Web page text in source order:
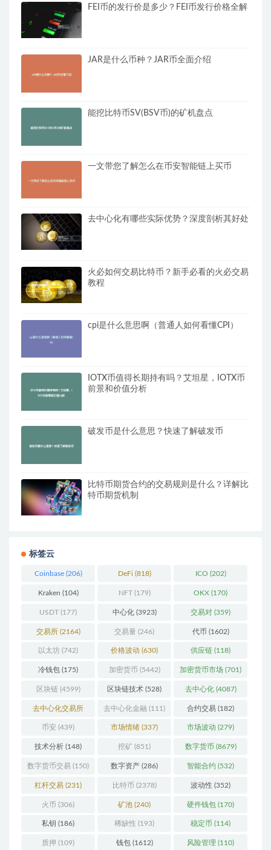
FEI币的发行价是多少？FEI币发行价格全解
JAR是什么币种？JAR币全面介绍
能挖比特币SV(BSV币)的矿机盘点
一文带您了解怎么在币安智能链上买币
去中心化有哪些实际优势？深度剖析其好处
火必如何交易比特币？新手必看的火必交易
教程
cpi是什么意思啊（普通人如何看懂CPI）
IOTX币值得长期持有吗？艾坦星，IOTX币
前景和价值分析
破发币是什么意思？快速了解破发币
比特币期货合约的交易规则是什么？详解比
特币期货机制
标签云
Coinbase(206) DeFi (818) ICO (202)
Kraken (104) NFT(179) OKX (170)
USDT (177) 中心化(3923) 交易对 (359)
交易所(2164) 交易量 (246) 代币 (1602)
以太坊 (742) 价格波动 (630) 供应链 (118)
冷钱包 (175) 加密货币 (5442) 加密货币市场 (701)
区块链(4599) 区块链技术 (528) 去中心化(4087)
去中心化交易所
(197)
去中心化金融 (111) 合约交易 (182)
币安 (439) 市场情绪 (337) 市场波动 (279)
技术分析 (148) 挖矿 (851) 数字货币 (8679)
数字货币交易 (150) 数字资产 (286) 智能合约 (532)
杠杆交易 (231) 比特币 (2378) 波动性 (352)
火币 (306) 矿池 (240) 硬件钱包 (170)
私钥 (186) 稀缺性 (193) 稳定币 (114)
质押 (109) 钱包(1612) 风险管理 (110)